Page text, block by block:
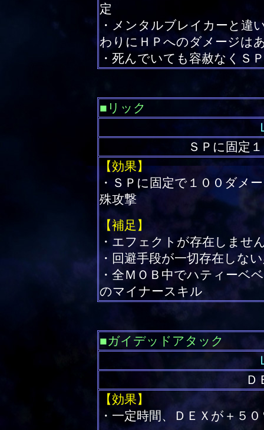
定
・メンタルブレイカーと違
わりにＨＰへのダメージは
・死んでいても容赦なくＳ
■リック
ＳＰに固定
【効果】
・ＳＰに固定で１００ダメ
殊攻撃
【補足】
・エフェクトが存在しませ
・回避手段が一切存在しな
・全ＭＯＢ中でハティーベ
のマイナースキル
■ガイデッドアタック
Ｄ
【効果】
・一定時間、ＤＥＸが＋５